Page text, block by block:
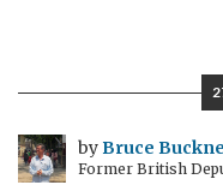
за
byBruce
Former British